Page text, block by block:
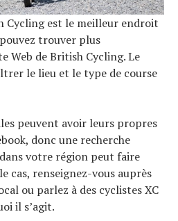
Cycling est le meilleur endroit
trouver plus
Web de British Cycling. Le
le lieu et le type de course
peuvent avoir leurs propres
donc une recherche
votre région peut faire
cas, renseignez-vous auprès
ou parlez à des cyclistes XC
il s’agit.